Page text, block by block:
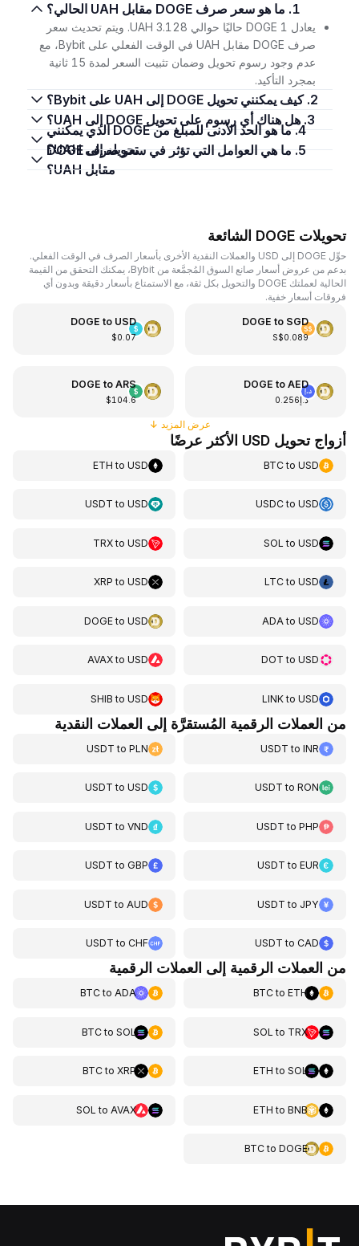
1. ما هو سعر صرف DOGE مقابل UAH الحالي؟
يعادل 1 DOGE حاليًا حوالي 3.128 UAH. ويتم تحديث سعر
صرف DOGE مقابل UAH في الوقت الفعلي على Bybit، مع
عدم وجود رسوم تحويل وضمان تثبيت السعر لمدة 15 ثانية
بمجرد التأكيد.
2. كيف يمكنني تحويل DOGE إلى UAH على Bybit؟
3. هل هناك أي رسوم على تحويل DOGE إلى UAH؟
4. ما هو الحد الأدنى للمبلغ من DOGE الذي يمكنني
تحويله إلى UAH؟5. ما هي العوامل التي تؤثر في سعر صرف DOGE
مقابل UAH؟
تحويلات DOGE الشائعة
حوِّل DOGE إلى USD والعملات النقدية الأخرى بأسعار الصرف في الوقت الفعلي.
بدعم من عروض أسعار صانع السوق المُجمَّعة من Bybit، يمكنك التحقق من القيمة
الحالية لعملتك DOGE والتحويل بكل ثقة، مع الاستمتاع بأسعار دقيقة وبدون أي
فروقات أسعار خفية.
DOGE to SGD
S$0.089
DOGE to USD
$0.07
DOGE toAED
د.إ0.256
DOGE toARS
$104.6
عرض المزيد ↓
أزواج تحويل USD الأكثر عرضًا
BTCtoUSD
ETH toUSD
USDCtoUSD
USDT toUSD
SOL toUSD
TRXtoUSD
LTCtoUSD
XRP toUSD
ADA toUSD
DOGEtoUSD
DOT toUSD
AVAXtoUSD
LINKtoUSD
SHIB toUSD
من العملات الرقمية المُستقرَّة إلى العملات النقدية
USDT toINR
USDT toPLN
USDT toRON
USDT toUSD
USDT toPHP
USDT toVND
USDT toEUR
USDT toGBP
USDT toJPY
USDT to AUD
USDT toCAD
USDT toCHF
من العملات الرقمية إلى العملات الرقمية
BTCtoETH
BTCtoADA
SOL to TRX
BTCtoSOL
ETH toSOL
BTCtoXRP
ETH toBNB
SOL toAVAX
BTCtoDOGE